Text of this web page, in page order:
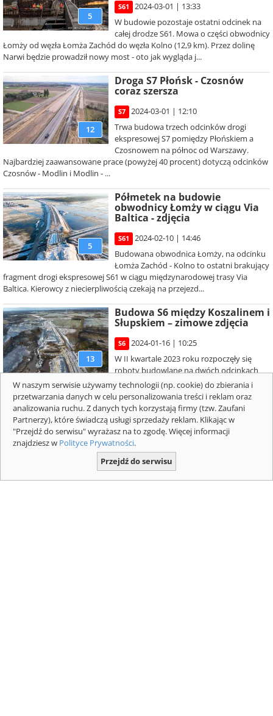
5
S61
2024-03-01 | 13:33
W budowie pozostaje ostatni odcinek na
całej drodze S61. Mowa o części obwodnicy
Łomży od węzła Łomża Zachód do węzła Kolno (12,9 km). Przez dolinę
Narwi będzie prowadził nowy most - oto jak wygląda j...
12
Droga S7 Płońsk - Czosnów
coraz szersza
S7
2024-03-01 | 12:10
Trwa budowa trzech odcinków drogi
ekspresowej S7 pomiędzy Płońskiem a
Czosnowem na północ od Warszawy.
Najbardziej zaawansowane prace (powyżej 40 procent) dotyczą odcinków
Czosnów - Modlin i Modlin - ...
5
Półmetek na budowie
obwodnicy Łomży w ciągu Via
Baltica - zdjęcia
S61
2024-02-10 | 14:46
Budowana obwodnica Łomży, na odcinku
Łomża Zachód - Kolno to ostatni brakujący
fragment drogi ekspresowej S61 w ciągu międzynarodowej trasy Via
Baltica. Kierowcy z niecierpliwością czekają na przejezd...
13
Budowa S6 między Koszalinem i
Słupskiem – zimowe zdjęcia
S6
2024-01-16 | 10:25
W II kwartale 2023 roku rozpoczęły się
roboty budowlane na dwóch odcinkach
realizacyjnych drogi ekspresowej S6
Koszalin (Sianów) – Słupsk. Zakończenie budowy S6 Koszalin – Słupsk
planowane jest w drug...
Budowa drogi S1 Oświęcim -
Dankowice
S1
2024-01-15 | 16:55
W naszym serwisie używamy technologii (np. cookie) do zbierania i
przetwarzania danych w celu personalizowania treści i reklam oraz
analizowania ruchu. Z danych tych korzystają firmy (tzw. Zaufani
Partnerzy), które świadczą usługi sprzedaży reklam. Klikając w
"Przejdź do serwisu" wyrażasz na to zgodę. Więcej informacji
znajdziesz w Polityce Prywatności.
Przejdź do serwisu